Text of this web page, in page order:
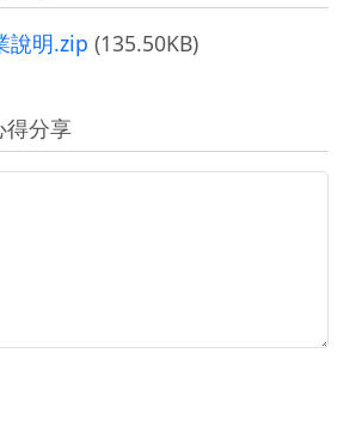
說明.zip (135.50KB)
得分享